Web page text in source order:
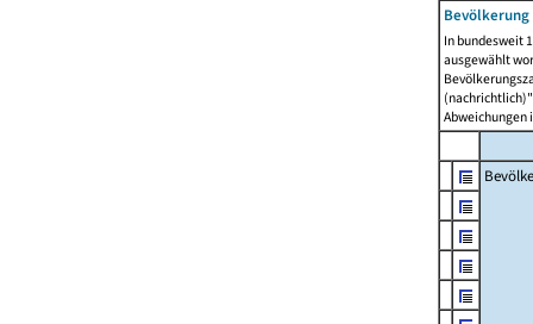
In bundesweit
ausgewählt
Abweichungen